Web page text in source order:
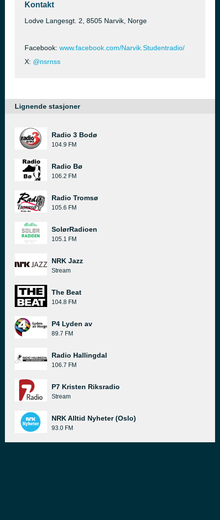
Kontakt
Lodve Langesgt. 2, 8505 Narvik, Norge
Facebook: www.facebook.com/Narvik.Studentradio/
X: @nsrnss
Lignende stasjoner
Radio 3 Bodø
104.9 FM
Radio Bø
106.2 FM
Radio Tromsø
105.6 FM
SolørRadioen
105.1 FM
NRK Jazz
Stream
The Beat
104.8 FM
P4 Lyden av
89.7 FM
Radio Hallingdal
106.7 FM
P7 Kristen Riksradio
Stream
NRK Alltid Nyheter (Oslo)
93.0 FM